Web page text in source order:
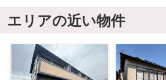
エリアの近い物件